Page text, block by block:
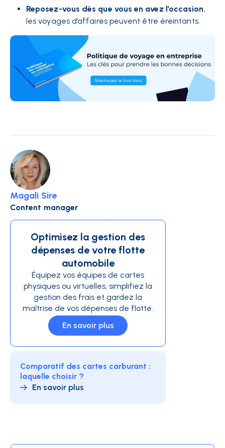
Reposez-vous dès que vous en avez l’occasion,
les voyages d’affaires peuvent être éreintants.
Magali Sire
Content manager
Optimisez la gestion des
dépenses de votre flotte
automobile
Équipez vos équipes de cartes
physiques ou virtuelles, simplifiez la
gestion des frais et gardez la
maîtrise de vos dépenses de flotte.
En savoir plus
Comparatif des cartes carburant :
laquelle choisir ?
En savoir plus